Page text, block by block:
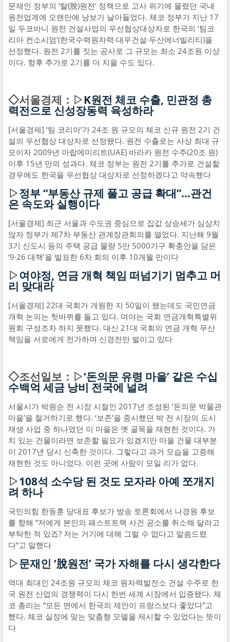
문재인 정부의 ‘탈(脫)원전’ 정책으로 고사 위기에 몰렸던 국내
원전업계에 오랜만에 낭보가 날아들었다. 체코 정부가 지난 17
일 두코바니 원전 건설사업의 우선협상대상자로 한국의 ‘팀코
리아 컨소시엄’(한국수력원자력·대우건설·두산에너빌리티)을
선정했다. 원전 2기를 짓는 공사로 그 규모는 최소 24조원 이상
이다. 향후 추가로 2기를 더 지을 수도 있다.
◇서울경제：▷K원전 체코 수출, 민관정 총
력전으로 신성장동력 육성하라
[서울경제] ‘팀 코리아’가 24조 원 규모의 체코 신규 원전 2기 건
설의 우선협상 대상자로 선정됐다. 원전 수출로는 사상 최대 규
모이자 2009년 아랍에미리트(UAE) 바라카 원전 수주(20조 원)
이후 15년 만의 성과다. 체코 정부는 원전 2기를 추가로 건설할
경우에도 한국을 우선협상 대상자로 선정하겠다고 약속했다
▷정부 “부동산 규제 풀고 공급 확대”…관건
은 속도와 실행이다
[서울경제] 최근 서울과 수도권 중심으로 집값 상승세가 심상치
않자 정부가 제7차 부동산 관계장관회의를 열었다. 지난해 9월
3기 신도시 등의 주택 공급 물량 5만 5000가구 확충안을 담은
‘9·26 대책’을 발표한 6차 회의 이후 10개월 만이다
▷여야정, 연금 개혁 책임 떠넘기기 멈추고 머
리 맞대라
[서울경제] 22대 국회가 개원한 지 50일이 됐는데도 국민연금
개혁 논의는 헛바퀴를 돌고 있다. 여야는 국회 연금개혁특별위
원회 구성조차 하지 못했다. 대신 21대 국회의 연금 개혁 무산
책임을 서로에게 전가하며 신경전만 벌이고 있다
◇조선일보：▷‘돈의문 유령 마을’ 같은 수십
수백억 세금 낭비 전국에 널려
서울시가 박원순 전 시장 시절인 2017년 조성된 ‘돈의문 박물관
마을’을 철거하기로 했다. ‘보존’을 중시했던 박 전 시장의 도시
재생 사업 중 하나였던 이 마을은 옛 골목을 재현한 것이다. 가
치 있는 건물이라면 보존할 필요가 있겠지만 마을 건물 대부분
이 2017년 당시 신축한 것이다. 그렇다고 과거 모습을 고증해
재현한 것도 아니었다. 이런 곳에 사람이 모일 리가 없다.
▷108석 소수당 된 것도 모자라 아예 쪼개지
려 하나
국민의힘 한동훈 당대표 후보가 방송 토론회에서 나경원 후보
를 향해 “저에게 본인의 패스트트랙 사건 공소를 취소해 달라고
부탁한 적 있죠? 저는 거기에 대해 그럴 수 없다고 말씀드렸
다”고 말했다
▷문재인 ‘脫원전’ 국가 자해를 다시 생각한다
역대 최대인 24조원 규모의 체코 원자력발전소 건설 수주로 한
국 원전 산업의 경쟁력이 다시 한번 세계 시장에서 입증됐다. 체
코 총리는 “모든 면에서 한국의 제안이 프랑스보다 좋았다”고
했다. 체코 실정에 맞는 맞춤형 모델을 제시할 수 있었다는 뜻이
다